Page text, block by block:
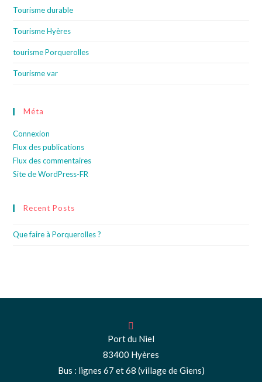
Tourisme durable
Tourisme Hyères
tourisme Porquerolles
Tourisme var
Méta
Connexion
Flux des publications
Flux des commentaires
Site de WordPress-FR
Recent Posts
Que faire à Porquerolles ?
Port du Niel
83400 Hyères
Bus : lignes 67 et 68 (village de Giens)